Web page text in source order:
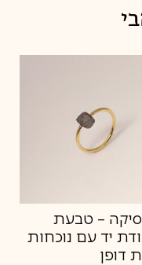
– טבעת
יד עם נוכחות
דופן